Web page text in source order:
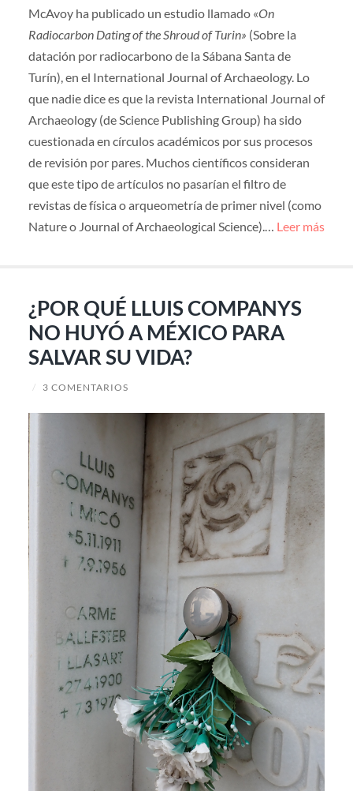
McAvoy ha publicado un estudio llamado «On
Radiocarbon Dating of the Shroud of Turin» (Sobre la
datación por radiocarbono de la Sábana Santa de
Turín), en el International Journal of Archaeology. Lo
que nadie dice es que la revista International Journal of
Archaeology (de Science Publishing Group) ha sido
cuestionada en círculos académicos por sus procesos
de revisión por pares. Muchos científicos consideran
que este tipo de artículos no pasarían el filtro de
revistas de física o arqueometría de primer nivel (como
Nature o Journal of Archaeological Science).… Leer más
¿POR QUÉ LLUIS COMPANYS
NO HUYÓ A MÉXICO PARA
SALVAR SU VIDA?
/ 3 COMENTARIOS